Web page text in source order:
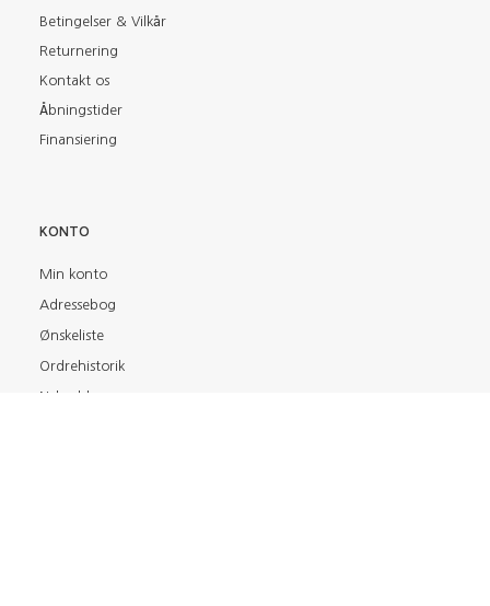
Betingelser & Vilkår
Returnering
Kontakt os
Åbningstider
Finansiering
KONTO
Min konto
Adressebog
Ønskeliste
Ordrehistorik
Nyhedsbrev